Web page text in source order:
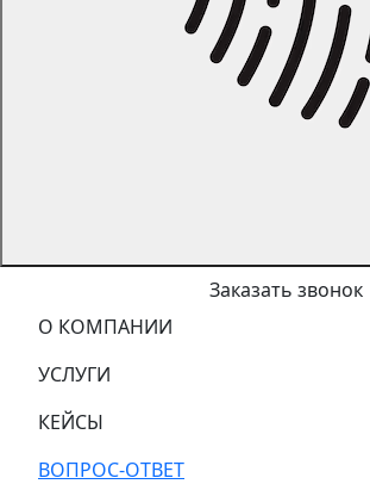
Заказать звонок
О КОМПАНИИ
УСЛУГИ
КЕЙСЫ
ВОПРОС-ОТВЕТ